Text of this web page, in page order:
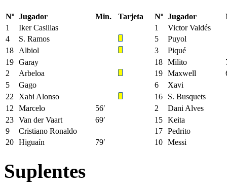
Nº Jugador Min. Tarjeta Nº Jugador
1
Iker Casillas 1
Victor Valdés
4
S. Ramos 5
Puyol
18
Albiol 3
Piqué
19 Garay 18 Milito
2
Arbeloa 19 Maxwell
5
Gago 6
Xavi
22
Xabi Alonso 16
S. Busquets
12
Marcelo 56′ 2
Dani Alves
23 Van der Vaart 69′ 15 Keita
9
Cristiano Ronaldo 17 Pedrito
20 Higuaín 79′ 10 Messi
Suplentes